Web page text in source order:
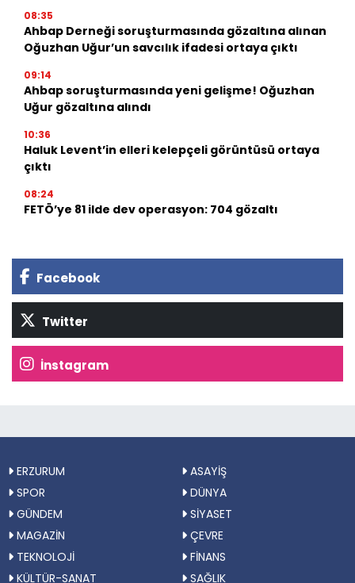
08:35
Ahbap Derneği soruşturmasında gözaltına alınan
Oğuzhan Uğur’un savcılık ifadesi ortaya çıktı
09:14
Ahbap soruşturmasında yeni gelişme! Oğuzhan
Uğur gözaltına alındı
10:36
Haluk Levent’in elleri kelepçeli görüntüsü ortaya
çıktı
08:24
FETÖ’ye 81 ilde dev operasyon: 704 gözaltı
Facebook
Twitter
İnstagram
ERZURUM
ASAYİŞ
SPOR
DÜNYA
GÜNDEM
SİYASET
MAGAZİN
ÇEVRE
TEKNOLOJİ
FİNANS
KÜLTÜR-SANAT
SAĞLIK